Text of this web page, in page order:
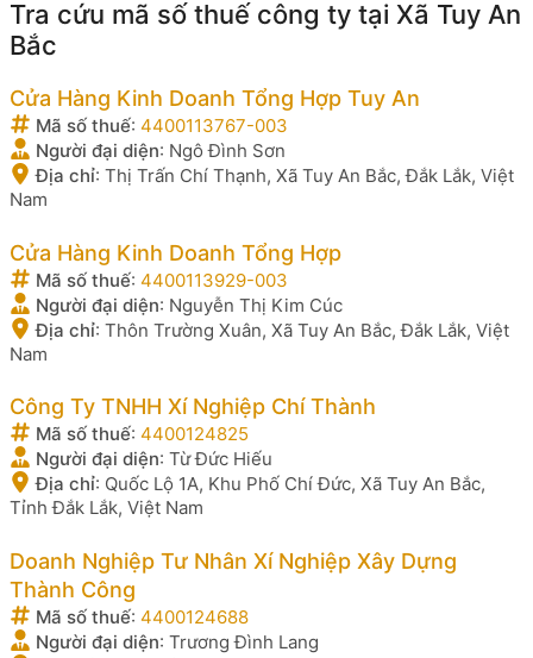
Tra cứu mã số thuế công ty tại Xã Tuy An
Bắc
Cửa Hàng Kinh Doanh Tổng Hợp Tuy An
Mã số thuế: 4400113767-003
Người đại diện: Ngô Đình Sơn
Địa chỉ: Thị Trấn Chí Thạnh, Xã Tuy An Bắc, Đắk Lắk, Việt
Nam
Cửa Hàng Kinh Doanh Tổng Hợp
Mã số thuế: 4400113929-003
Người đại diện: Nguyễn Thị Kim Cúc
Địa chỉ: Thôn Trường Xuân, Xã Tuy An Bắc, Đắk Lắk, Việt
Nam
Công Ty TNHH Xí Nghiệp Chí Thành
Mã số thuế: 4400124825
Người đại diện: Từ Đức Hiếu
Địa chỉ: Quốc Lộ 1A, Khu Phố Chí Đức, Xã Tuy An Bắc,
Tỉnh Đắk Lắk, Việt Nam
Doanh Nghiệp Tư Nhân Xí Nghiệp Xây Dựng
Thành Công
Mã số thuế: 4400124688
Người đại diện: Trương Đình Lang